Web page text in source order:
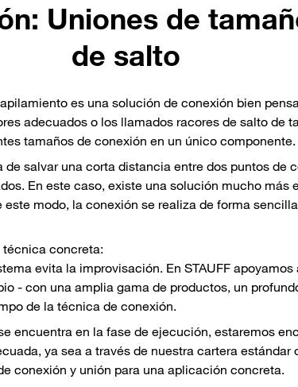
Uniones de
de salto
es una solución de conexión bien
adecuados o los llamados racores de salto de
tamaños de conexión en un único componente.
salvar una corta distancia entre dos puntos de
En este caso, existe una solución mucho más
este modo, la conexión se realiza de forma
técnica concreta:
evita la improvisación. En STAUFF
- con una amplia gama de productos, un
de la técnica de conexión.
encuentra en la fase de ejecución, estaremos
ya sea a través de nuestra cartera estándar
conexión y unión para una aplicación concreta.